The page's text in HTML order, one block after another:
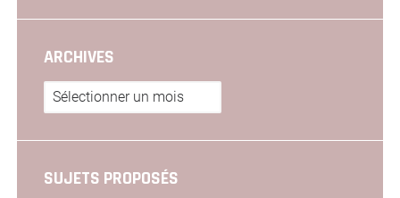
ARCHIVES
Archives
SUJETS PROPOSÉS